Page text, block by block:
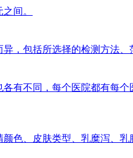
间。
，包括所选择的检测方法、
有不同，每个医院都有每
色、皮肤类型、乳糜泻、乳